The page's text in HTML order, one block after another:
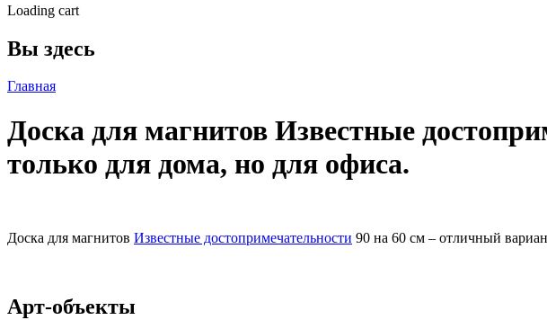
Loading cart
Вы здесь
Главная
Доска для магнитов Известные
только для дома, но для офиса.
Доска для магнитов Известные достопримечательности 90 на 60 см – отличный
Арт-объекты